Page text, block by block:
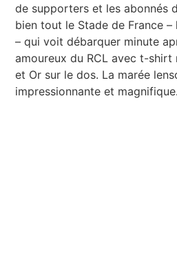
de supporters et les abonnés
bien tout le Stade de France
– qui voit débarquer minute
amoureux du RCL avec t-
et Or sur le dos. La marée
impressionnante et magnifique.